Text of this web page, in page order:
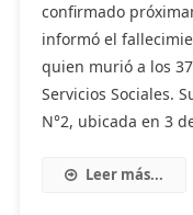
confirmado
informó el
quien murió a los
Servicios Sociales.
N°2, ubicada en 3
Leer más...